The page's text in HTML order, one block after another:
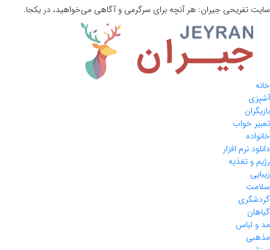
سایت تفریحی جیران: هر آنچه برای سرگرمی و آگاهی می‌خواهید، در یکجا.
خانه
آشپزی
بازیگران
تعبیر خواب
خانواده
دانلود نرم افزار
رژیم و تغذیه
زیبایی
سلامت
گردشگری
گیاهان
مد و لباس
مذهبی